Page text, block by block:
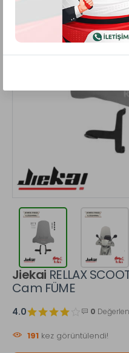
Jiekai RELLAX
Cam FÜME
4.0 0
191 kez görüntülendi!